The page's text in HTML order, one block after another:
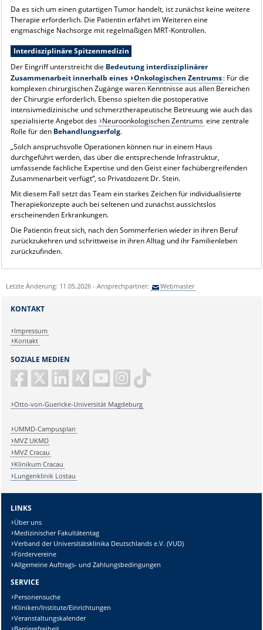
Da es sich um einen gutartigen Tumor handelt, ist zunächst keine weitere
Therapie erforderlich. Die Patientin erfährt im Weiteren eine
engmaschige Nachsorge mit regelmäßigen MRT-Kontrollen.
Interdisziplinäre Spitzenmedizin
Der Eingriff unterstreicht die Bedeutung interdisziplinärer
Zusammenarbeit innerhalb eines
Onkologischen Zentrums: Für die
komplexen chirurgischen Zugänge waren Kenntnisse aus allen Bereichen
der Chirurgie erforderlich. Ebenso spielten die postoperative
intensivmedizinische und schmerztherapeutische Betreuung wie auch das
spezialisierte Angebot des Neuroonkologischen Zentrums eine zentrale
Rolle für den Behandlungserfolg.
„Solch anspruchsvolle Operationen können nur in einem Haus
durchgeführt werden, das über die entsprechende Infrastruktur,
umfassende fachliche Expertise und den Geist einer fachübergreifenden
Zusammenarbeit verfügt“, so Privatdozent Dr. Stein.
Mit diesem Fall setzt das Team ein starkes Zeichen für individualisierte
Therapiekonzepte auch bei seltenen und zunächst aussichtslos
erscheinenden Erkrankungen.
Die Patientin freut sich, nach den Sommerferien wieder in ihren Beruf
zurückzukehren und schrittweise in ihren Alltag und ihr Familienleben
zurückzufinden.
Letzte Änderung: 11.05.2026 - Ansprechpartner: Webmaster
SOZIALE MEDIEN
Otto-von-Guericke-Universität Magdeburg
KONTAKT
Impressum
Kontakt
UMMD-Campusplan
MVZ UKMD
MVZ Cracau
Klinikum Cracau
Lungenklinik Lostau
LINKS
Über uns
Medizinischer Fakultätentag
Verband der Universitätsklinika Deutschlands e.V. (VUD)
Fördervereine
Allgemeine Auftrags- und Zahlungsbedingungen
SERVICE
Personensuche
Kliniken/Institute/Einrichtungen
Veranstaltungskalender